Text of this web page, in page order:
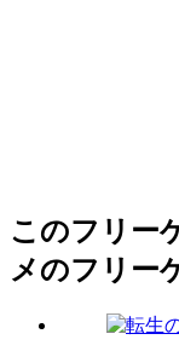
このフリー
メのフリー